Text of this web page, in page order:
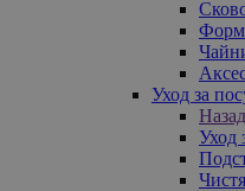
Уход за
Назад
Уход